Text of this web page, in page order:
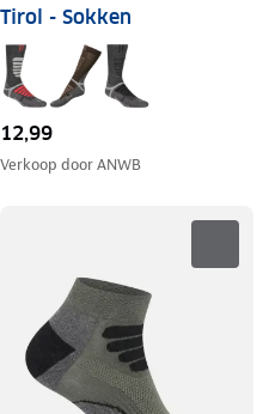
Tirol - Sokken
12,99
Verkoop doorANWB